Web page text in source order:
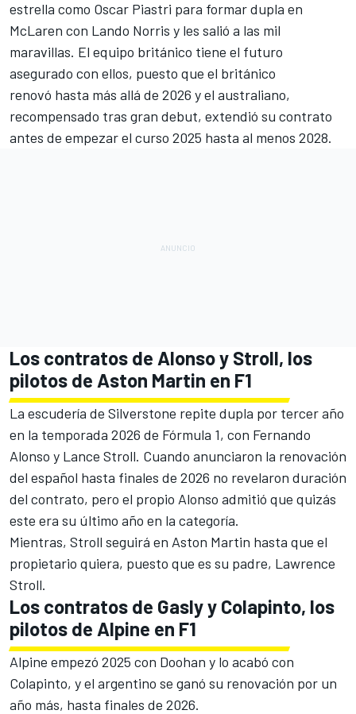
estrella como Oscar Piastri para formar dupla en
McLaren con Lando Norris y les salió a las mil
maravillas. El equipo británico tiene el futuro
asegurado con ellos, puesto que el británico
renovó hasta más allá de 2026 y el australiano,
recompensado tras gran debut, extendió su contrato
antes de empezar el curso 2025 hasta al menos 2028.
Los contratos de Alonso y Stroll, los
pilotos de Aston Martin en F1
La escudería de Silverstone repite dupla por tercer año
en la temporada 2026 de Fórmula 1, con Fernando
Alonso y Lance Stroll. Cuando anunciaron la renovación
del español hasta finales de 2026 no revelaron duración
del contrato, pero el propio Alonso admitió que quizás
este era su último año en la categoría.
Mientras, Stroll seguirá en Aston Martin hasta que el
propietario quiera, puesto que es su padre, Lawrence
Stroll.
Los contratos de Gasly y Colapinto, los
pilotos de Alpine en F1
Alpine empezó 2025 con Doohan y lo acabó con
Colapinto, y el argentino se ganó su renovación por un
año más, hasta finales de 2026.